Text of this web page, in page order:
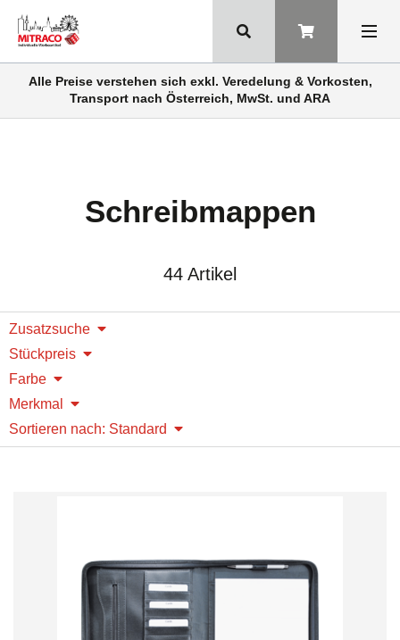
Alle Preise verstehen sich exkl. Veredelung & Vorkosten,
Transport nach Österreich, MwSt. und ARA
Schreibmappen
44 Artikel
Zusatzsuche
Stückpreis
Farbe
Merkmal
Sortieren nach: Standard